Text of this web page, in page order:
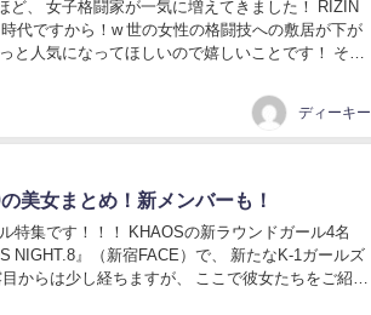
、 女子格闘家が一気に増えてきました！ RIZIN
の格闘技への敷居が下が
人気になってほしいので嬉しいことです！ そし
ディーキー
美女まとめ！新メンバーも！
の新ラウンドガール4名
NIGHT.8』（新宿FACE）で、 新たなK-1ガールズ